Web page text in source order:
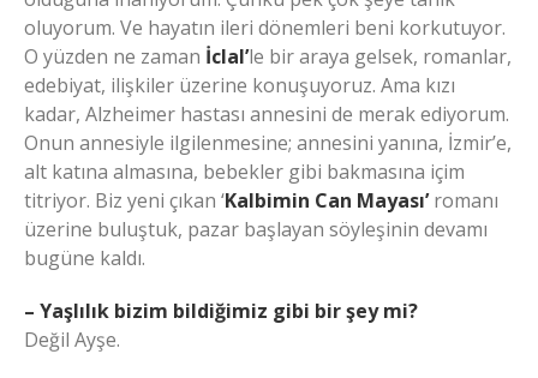
oluyorum. Ve hayatın ileri dönemleri beni korkutuyor.
O yüzden ne zaman İclal’le bir araya gelsek, romanlar,
edebiyat, ilişkiler üzerine konuşuyoruz. Ama kızı
kadar, Alzheimer hastası annesini de merak ediyorum.
Onun annesiyle ilgilenmesine; annesini yanına, İzmir’e,
alt katına almasına, bebekler gibi bakmasına içim
titriyor. Biz yeni çıkan ‘Kalbimin Can Mayası’romanı
üzerine buluştuk, pazar başlayan söyleşinin devamı
bugüne kaldı.
– Yaşlılık bizim bildiğimiz gibi bir şey mi?
Değil Ayşe.